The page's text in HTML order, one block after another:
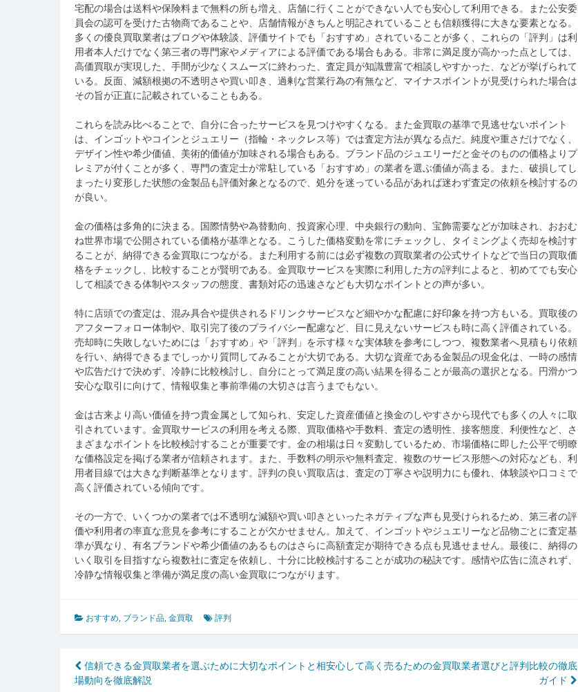
宅配の場合は送料や保険料まで無料の所も増え、店舗に行くことができない人でも安心して利用できる。また公安委
員会の認可を受けた古物商であることや、店舗情報がきちんと明記されていることも信頼獲得に大きな要素となる。
多くの優良買取業者はブログや体験談、評価サイトでも「おすすめ」されていることが多く、これらの「評判」は利
用者本人だけでなく第三者の専門家やメディアによる評価である場合もある。非常に満足度が高かった点としては、
高価買取が実現した、手間が少なくスムーズに終わった、査定員が知識豊富で相談しやすかった、などが挙げられて
いる。反面、減額根拠の不透明さや買い叩き、過剰な営業行為の有無など、マイナスポイントが見受けられた場合は
その旨が正直に記載されていることもある。
これらを読み比べることで、自分に合ったサービスを見つけやすくなる。また金買取の基準で見逃せないポイント
は、インゴットやコインとジュエリー（指輪・ネックレス等）では査定方法が異なる点だ。純度や重さだけでなく、
デザイン性や希少価値、美術的価値が加味される場合もある。ブランド品のジュエリーだと金そのものの価格よりプ
レミアが付くことが多く、専門の査定士が常駐している「おすすめ」の業者を選ぶ価値が高まる。また、破損してし
まったり変形した状態の金製品も評価対象となるので、処分を迷っている品があれば迷わず査定の依頼を検討するの
が良い。
金の価格は多角的に決まる。国際情勢や為替動向、投資家心理、中央銀行の動向、宝飾需要などが加味され、おおむ
ね世界市場で公開されている価格が基準となる。こうした価格変動を常にチェックし、タイミングよく売却を検討す
ることが、納得できる金買取につながる。また利用する前には必ず複数の買取業者の公式サイトなどで当日の買取価
格をチェックし、比較することが賢明である。金買取サービスを実際に利用した方の評判によると、初めてでも安心
して相談できる体制やスタッフの態度、書類対応の迅速さなども大切なポイントとの声が多い。
特に店頭での査定は、混み具合や提供されるドリンクサービスなど細やかな配慮に好印象を持つ方もいる。買取後の
アフターフォロー体制や、取引完了後のプライバシー配慮など、目に見えないサービスも時に高く評価されている。
売却時に失敗しないためには「おすすめ」や「評判」を示す様々な実体験を参考にしつつ、複数業者へ見積もり依頼
を行い、納得できるまでしっかり質問してみることが大切である。大切な資産である金製品の現金化は、一時の感情
や広告だけで決めず、冷静に比較検討し、自分にとって満足度の高い結果を得ることが最高の選択となる。円滑かつ
安心な取引に向けて、情報収集と事前準備の大切さは言うまでもない。
金は古来より高い価値を持つ貴金属として知られ、安定した資産価値と換金のしやすさから現代でも多くの人々に取
引されています。金買取サービスの利用を考える際、買取価格や手数料、査定の透明性、接客態度、利便性など、さ
まざまなポイントを比較検討することが重要です。金の相場は日々変動しているため、市場価格に即した公平で明瞭
な価格設定を掲げる業者が信頼されます。また、手数料の明示や無料査定、複数のサービス形態への対応なども、利
用者目線では大きな判断基準となります。評判の良い買取店は、査定の丁寧さや説明力にも優れ、体験談や口コミで
高く評価されている傾向です。
その一方で、いくつかの業者では不透明な減額や買い叩きといったネガティブな声も見受けられるため、第三者の評
価や利用者の率直な意見を参考にすることが欠かせません。加えて、インゴットやジュエリーなど品物ごとに査定基
準が異なり、有名ブランドや希少価値のあるものはさらに高額査定が期待できる点も見逃せません。最後に、納得の
いく取引を目指すなら複数社に査定を依頼し、十分に比較検討することが成功の秘訣です。感情や広告に流されず、
冷静な情報収集と準備が満足度の高い金買取につながります。
おすすめ, ブランド品,金買取 評判
投信頼できる金買取業者を選ぶために大切なポイントと相
場動向を徹底解説
安心して高く売るための金買取業者選びと評判比較の徹底
ガイド